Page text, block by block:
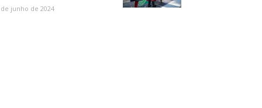
junho de 2024